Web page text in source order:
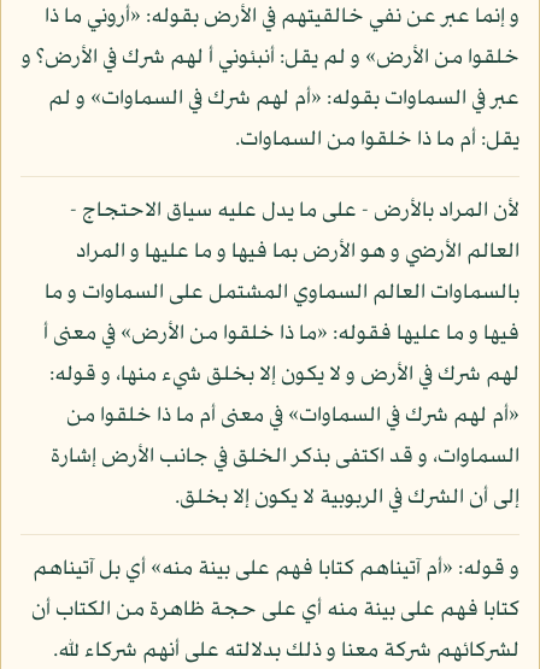
و إنما عبر عن نفي خالقيتهم في الأرض بقوله: «أروني ما ذا
خلقوا من الأرض» و لم يقل: أنبئوني أ لهم شرك في الأرض؟ و
عبر في السماوات بقوله: «أم لهم شرك في السماوات» و لم
يقل: أم ما ذا خلقوا من السماوات.
لأن المراد بالأرض - على ما يدل عليه سياق الاحتجاج -
العالم الأرضي و هو الأرض بما فيها و ما عليها و المراد
بالسماوات العالم السماوي المشتمل على السماوات و ما
فيها و ما عليها فقوله: «ما ذا خلقوا من الأرض» في معنى أ
لهم شرك في الأرض و لا يكون إلا بخلق شيء منها، و قوله:
«أم لهم شرك في السماوات» في معنى أم ما ذا خلقوا من
السماوات، و قد اكتفى بذكر الخلق في جانب الأرض إشارة
إلى أن الشرك في الربوبية لا يكون إلا بخلق.
و قوله: «أم آتيناهم كتابا فهم على بينة منه» أي بل آتيناهم
كتابا فهم على بينة منه أي على حجة ظاهرة من الكتاب أن
لشركائهم شركة معنا و ذلك بدلالته على أنهم شركاء لله.